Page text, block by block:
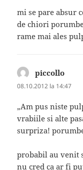
mi se pare absur
de chiori
rame mai ales
piccollo
08.10.2012 la 14:47
„Am pus niste
vrabiile si alte
surpriza!
probabil au venit
nu cred ca ar fi